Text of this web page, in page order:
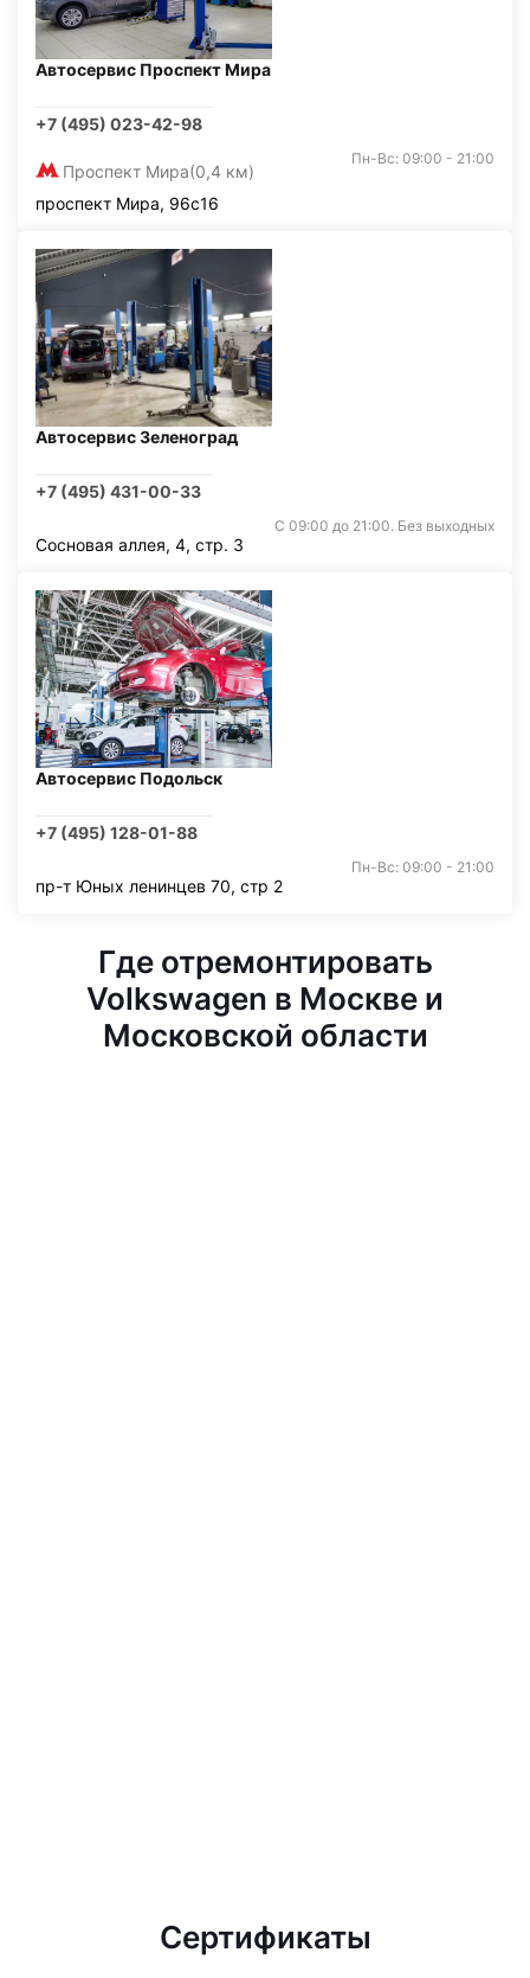
Автосервис Проспект Мира
+7 (495) 023-42-98
Проспект Мира(0,4 км)
Пн-Вс: 09:00 - 21:00
проспект Мира, 96с16
Автосервис Зеленоград
+7 (495) 431-00-33
С 09:00 до 21:00. Без выходных
Сосновая аллея, 4, стр. 3
Автосервис Подольск
+7 (495) 128-01-88
Пн-Вс: 09:00 - 21:00
пр-т Юных ленинцев 70, стр 2
Где отремонтировать
Volkswagen в Москве и
Московской области
Сертификаты